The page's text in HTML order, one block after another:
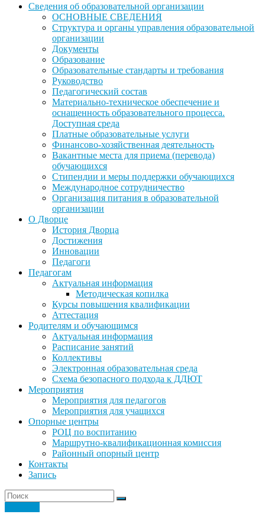
Сведения об образовательной организации
ОСНОВНЫЕ СВЕДЕНИЯ
Структура и органы управления образовательной
организации
Документы
Образование
Образовательные стандарты и требования
Руководство
Педагогический состав
Материально-техническое обеспечение и
оснащенность образовательного процесса.
Доступная среда
Платные образовательные услуги
Финансово-хозяйственная деятельность
Вакантные места для приема (перевода)
обучающихся
Стипендии и меры поддержки обучающихся
Международное сотрудничество
Организация питания в образовательной
организации
О Дворце
История Дворца
Достижения
Инновации
Педагоги
Педагогам
Актуальная информация
Методическая копилка
Курсы повышения квалификации
Аттестация
Родителям и обучающимся
Актуальная информация
Расписание занятий
Коллективы
Электронная образовательная среда
Схема безопасного подхода к ДДЮТ
Мероприятия
Мероприятия для педагогов
Мероприятия для учащихся
Опорные центры
РОЦ по воспитанию
Маршрутно-квалификационная комиссия
Районный опорный центр
Контакты
Запись